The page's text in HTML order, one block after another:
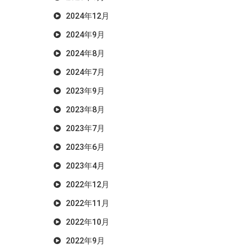
2024年12月
2024年9月
2024年8月
2024年7月
2023年9月
2023年8月
2023年7月
2023年6月
2023年4月
2022年12月
2022年11月
2022年10月
2022年9月